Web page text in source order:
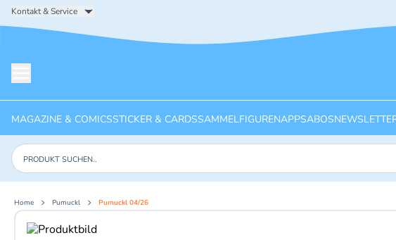
Kontakt & Service
MAGAZINE & COMICSSTICKER & CARDSSAMMELFIGURENAPPSABOS
Produkte suchen
Home Pumuckl Pumuckl 04/26
Aktuelles Bild: 1 von 2